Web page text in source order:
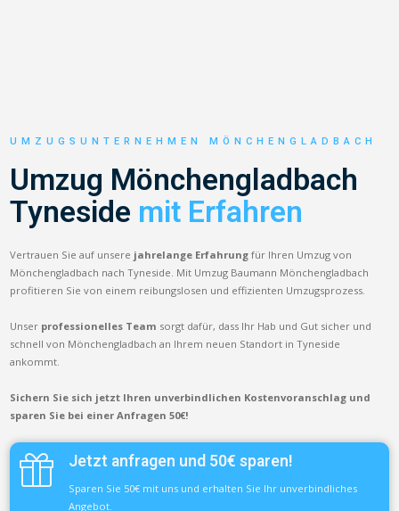
UMZUGSUNTERNEHMEN MÖNCHENGLADBACH
Umzug Mönchengladbach
Tyneside mit Erfahren
Vertrauen Sie auf unsere jahrelange Erfahrung für Ihren Umzug von
Mönchengladbach nach Tyneside. Mit Umzug Baumann Mönchengladbach
profitieren Sie von einem reibungslosen und effizienten Umzugsprozess.
Unser professionelles Team sorgt dafür, dass Ihr Hab und Gut sicher und
schnell von Mönchengladbach an Ihrem neuen Standort in Tyneside
ankommt.
Sichern Sie sich jetzt Ihren unverbindlichen Kostenvoranschlag und
sparen Sie bei einer Anfragen 50€!
Jetzt anfragen und 50€ sparen!
Sparen Sie 50€ mit uns und erhalten Sie Ihr unverbindliches
Angebot.